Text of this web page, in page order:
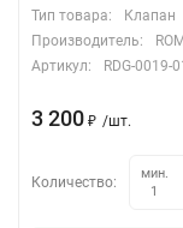
Тип товара:
Клапан
Производитель:
Артикул:
RDG-0019-
3 200 ₽ /шт.
Количество:
мин.
1